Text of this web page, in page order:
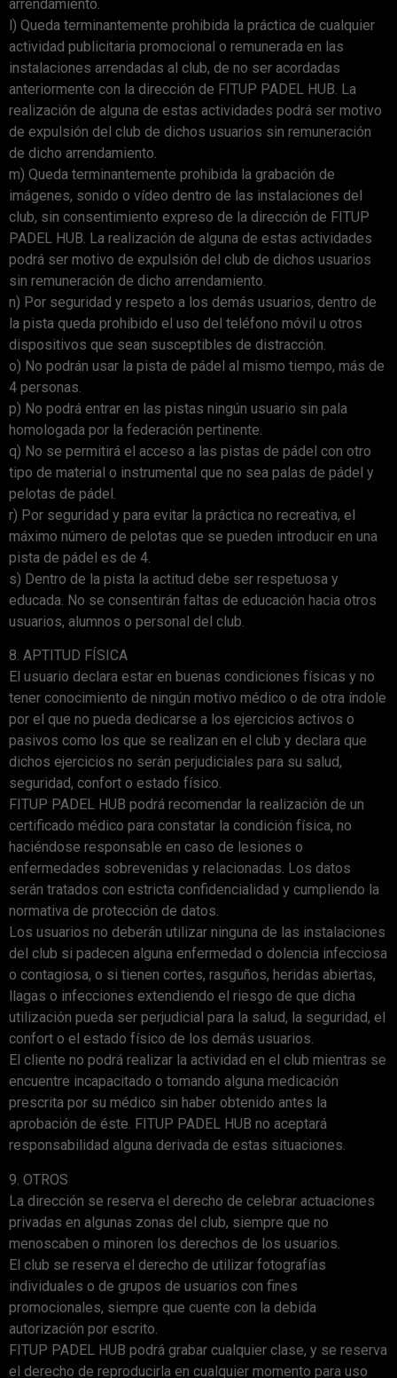
arrendamiento.
l) Queda terminantemente prohibida la práctica de cualquier
actividad publicitaria promocional o remunerada en las
instalaciones arrendadas al club, de no ser acordadas
anteriormente con la dirección de FITUP PADEL HUB. La
realización de alguna de estas actividades podrá ser motivo
de expulsión del club de dichos usuarios sin remuneración
de dicho arrendamiento.
m) Queda terminantemente prohibida la grabación de
imágenes, sonido o vídeo dentro de las instalaciones del
club, sin consentimiento expreso de la dirección de FITUP
PADEL HUB. La realización de alguna de estas actividades
podrá ser motivo de expulsión del club de dichos usuarios
sin remuneración de dicho arrendamiento.
n) Por seguridad y respeto a los demás usuarios, dentro de
la pista queda prohibido el uso del teléfono móvil u otros
dispositivos que sean susceptibles de distracción.
o) No podrán usar la pista de pádel al mismo tiempo, más de
4 personas.
p) No podrá entrar en las pistas ningún usuario sin pala
homologada por la federación pertinente.
q) No se permitirá el acceso a las pistas de pádel con otro
tipo de material o instrumental que no sea palas de pádel y
pelotas de pádel.
r) Por seguridad y para evitar la práctica no recreativa, el
máximo número de pelotas que se pueden introducir en una
pista de pádel es de 4.
s) Dentro de la pista la actitud debe ser respetuosa y
educada. No se consentirán faltas de educación hacia otros
usuarios, alumnos o personal del club.
8. APTITUD FÍSICA
El usuario declara estar en buenas condiciones físicas y no
tener conocimiento de ningún motivo médico o de otra índole
por el que no pueda dedicarse a los ejercicios activos o
pasivos como los que se realizan en el club y declara que
dichos ejercicios no serán perjudiciales para su salud,
seguridad, confort o estado físico.
FITUP PADEL HUB podrá recomendar la realización de un
certificado médico para constatar la condición física, no
haciéndose responsable en caso de lesiones o
enfermedades sobrevenidas y relacionadas. Los datos
serán tratados con estricta confidencialidad y cumpliendo la
normativa de protección de datos.
Los usuarios no deberán utilizar ninguna de las instalaciones
del club si padecen alguna enfermedad o dolencia infecciosa
o contagiosa, o si tienen cortes, rasguños, heridas abiertas,
llagas o infecciones extendiendo el riesgo de que dicha
utilización pueda ser perjudicial para la salud, la seguridad, el
confort o el estado físico de los demás usuarios.
El cliente no podrá realizar la actividad en el club mientras se
encuentre incapacitado o tomando alguna medicación
prescrita por su médico sin haber obtenido antes la
aprobación de éste. FITUP PADEL HUB no aceptará
responsabilidad alguna derivada de estas situaciones.
9. OTROS
La dirección se reserva el derecho de celebrar actuaciones
privadas en algunas zonas del club, siempre que no
menoscaben o minoren los derechos de los usuarios.
El club se reserva el derecho de utilizar fotografías
individuales o de grupos de usuarios con fines
promocionales, siempre que cuente con la debida
autorización por escrito.
FITUP PADEL HUB podrá grabar cualquier clase, y se reserva
el derecho de reproducirla en cualquier momento para uso